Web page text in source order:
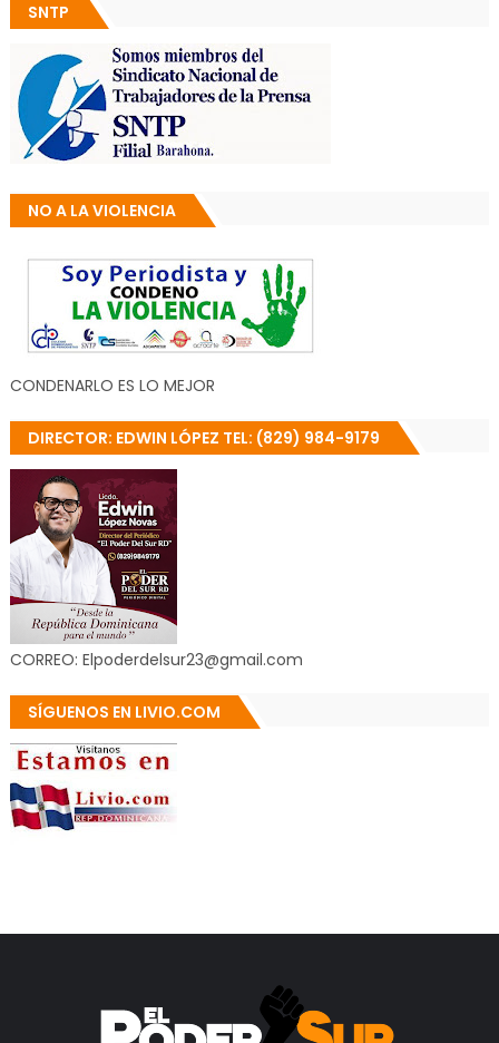
SNTP
NO A LA VIOLENCIA
CONDENARLO ES LO MEJOR
DIRECTOR: EDWIN LÓPEZ TEL: (829) 984-9179
CORREO: Elpoderdelsur23@gmail.com
SÍGUENOS EN LIVIO.COM